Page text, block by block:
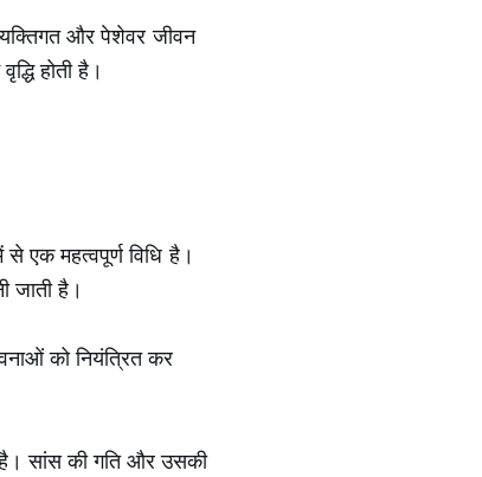
और पेशेवर जीवन
होती है।
एक महत्वपूर्ण विधि है।
जाती है।
को नियंत्रित कर
है। सांस की गति और उसकी